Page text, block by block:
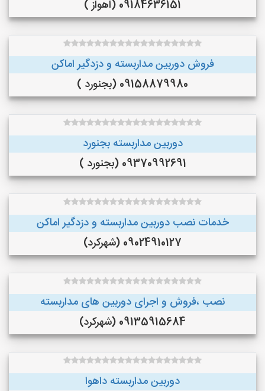
09184636151 (اهواز )
فروش دوربین مداربسته و دزدگیر اماکن
09158879980 (بجنورد )
دوربین مداربسته بجنورد
09370992691 (بجنورد )
خدمات نصب دوربین مداربسته و دزدگیر اماکن
09024910127 (شهرکرد)
نصب ،فروش و اجرای دوربین های مداربسته
09135915684 (شهرکرد)
دوربین مداربسته داهوا